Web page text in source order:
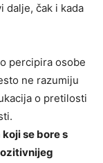
dalje, čak i kada
percipira osobe
ne razumiju
o pretilosti
se bore s